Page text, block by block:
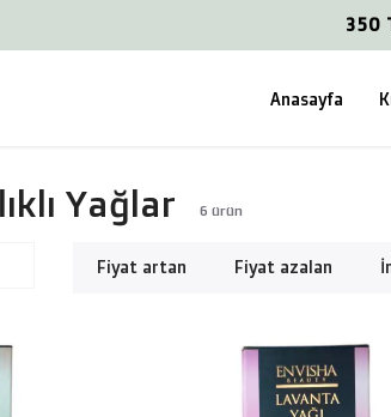
350
Anasayfa
Yağlar 6 ürün
Fiyat artan Fiyat azalan